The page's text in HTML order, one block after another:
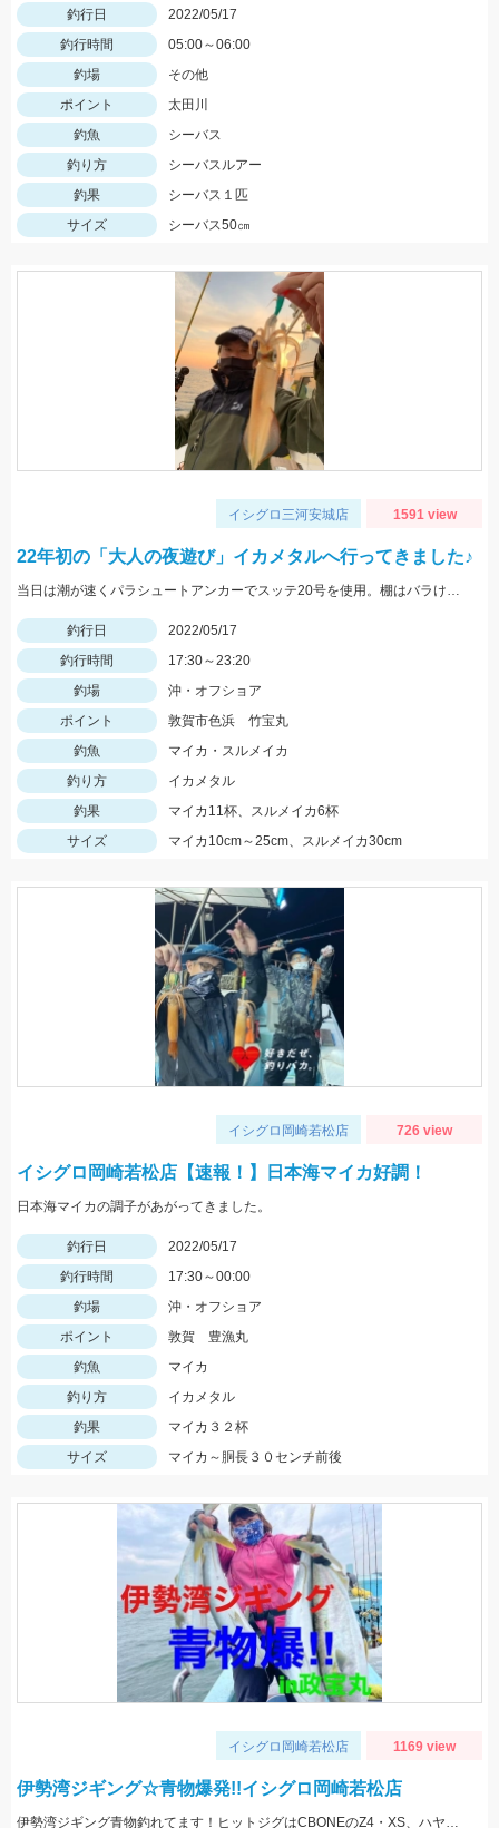
釣行日
2022/05/17
釣行時間
05:00～06:00
釣場
その他
ポイント
太田川
釣魚
シーバス
釣り方
シーバスルアー
釣果
シーバス１匹
サイズ
シーバス50㎝
イシグロ三河安城店 1591 view
22年初の「大人の夜遊び」イカメタルへ行ってきました♪
当日は潮が速くパラシュートアンカーでスッテ20号を使用。棚はバラけていますがボトムが一番反応が良かったです。
釣行日
2022/05/17
釣行時間
17:30～23:20
釣場
沖・オフショア
ポイント
敦賀市色浜 竹宝丸
釣魚
マイカ・スルメイカ
釣り方
イカメタル
釣果
マイカ11杯、スルメイカ6杯
サイズ
マイカ10cm～25cm、スルメイカ30cm
イシグロ岡崎若松店 726 view
イシグロ岡崎若松店【速報！】日本海マイカ好調！
日本海マイカの調子があがってきました。
釣行日
2022/05/17
釣行時間
17:30～00:00
釣場
沖・オフショア
ポイント
敦賀 豊漁丸
釣魚
マイカ
釣り方
イカメタル
釣果
マイカ３２杯
サイズ
マイカ～胴長３０センチ前後
イシグロ岡崎若松店 1169 view
伊勢湾ジギング☆青物爆発!!イシグロ岡崎若松店
伊勢湾ジギング青物釣れてます！ヒットジグはCBONEのZ4・XS、ハヤブサのスイッチなどなど！